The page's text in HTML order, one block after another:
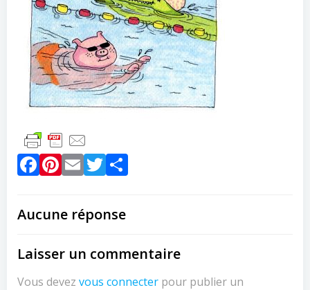
Facebook
Pinterest
EmailTwitter
Aucune réponse
Laisser un commentaire
Vous devez vous connecter pour publier un